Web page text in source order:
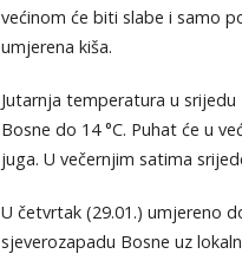
većinom će biti slabe i samo
umjerena kiša.
Jutarnja temperatura u
Bosne do 14 °C. Puhat će u
juga. U večernjim satima
U četvrtak (29.01.) umjereno
sjeverozapadu Bosne uz